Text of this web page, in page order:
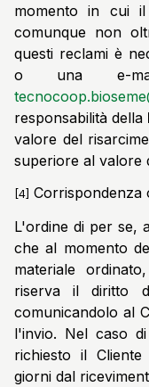
momento in cui
comunque non
questi reclami è
o una e-
responsabilità della
valore del
superiore al valore
[4] Corrispondenza
L'ordine di per se,
che al momento
materiale
riserva il diritto
comunicandolo al
l'invio. Nel caso
richiesto il
giorni dal